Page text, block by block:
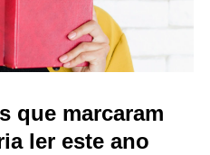
que marcaram
ler este ano